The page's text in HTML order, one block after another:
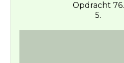
Opdracht 76.
5.